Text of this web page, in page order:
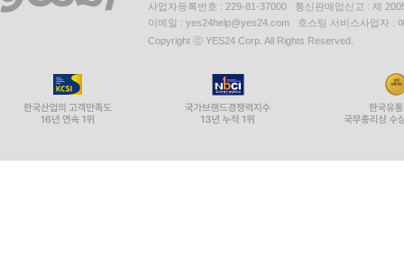
사업자등록번호 : 229-81-37000 통신판매업신고 : 제
이메일 : yes24help@yes24.com 호스팅 서비스사업자 :
Copyright ⓒ YES24 Corp. All Rights Reserved.